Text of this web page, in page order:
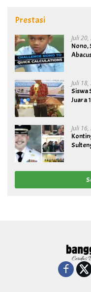
Prestasi
Juli
Nono,
Juli
Siswa
Juara
Juli